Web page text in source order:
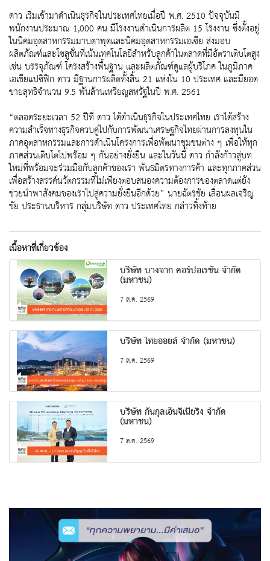
ดาว เริ่มเข้ามาดำเนินธุรกิจในประเทศไทยเมื่อปี พ.ศ. 2510 ปัจจุบันมี
พนักงานประมาณ 1,000 คน มีโรงงานดำเนินการผลิต 15 โรงงาน ซึ่งตั้งอยู่
ในนิคมอุตสาหกรรมมาบตาพุดและนิคมอุตสาหกรรมเอเซีย ส่งมอบ
ผลิตภัณฑ์และโซลูชั่นที่เน้นเทคโนโลยีสำหรับลูกค้าในตลาดที่มีอัตราเติบโตสูง
เช่น บรรจุภัณฑ์ โครงสร้างพื้นฐาน และผลิตภัณฑ์ดูแลผู้บริโภค ในภูมิภาค
เอเชียแปซิฟิก ดาว มีฐานการผลิตทั้งสิ้น 21 แห่งใน 10 ประเทศ และมียอด
ขายสุทธิจำนวน 9.5 พันล้านเหรียญสหรัฐในปี พ.ศ. 2561
“ตลอดระยะเวลา 52 ปีที่ ดาว ได้ดำเนินธุรกิจในประเทศไทย เราได้สร้าง
ความสำเร็จทางธุรกิจควบคู่ไปกับการพัฒนาเศรษฐกิจไทยผ่านการลงทุนใน
ภาคอุตสาหกรรมและการดำเนินโครงการเพื่อพัฒนาชุมชนต่าง ๆ เพื่อให้ทุก
ภาคส่วนเติบโตไปพร้อม ๆ กันอย่างยั่งยืน และในวันนี้ ดาว กำลังก้าวสู่บท
ใหม่ที่พร้อมจะร่วมมือกับลูกค้าของเรา พันธมิตรทางการค้า และทุกภาคส่วน
เพื่อสร้างสรรค์นวัตกรรมที่ไม่เพียงตอบสนองความต้องการของตลาดแต่ยัง
ช่วยนำพาสังคมของเราไปสู่ความยั่งยืนอีกด้วย” นายฉัตรชัย เลื่อนผลเจริญ
ชัย ประธานบริหาร กลุ่มบริษัท ดาว ประเทศไทย กล่าวทิ้งท้าย
เนื้อหาที่เกี่ยวข้อง
บริษัท บางจาก คอร์ปอเรชั่น จำกัด
(มหาชน)
7 ส.ค. 2569
บริษัท ไทยออยล์ จำกัด (มหาชน)
7 ส.ค. 2569
บริษัท กันกุลเอ็นจิเนียริ่ง จำกัด
(มหาชน)
7 ส.ค. 2569